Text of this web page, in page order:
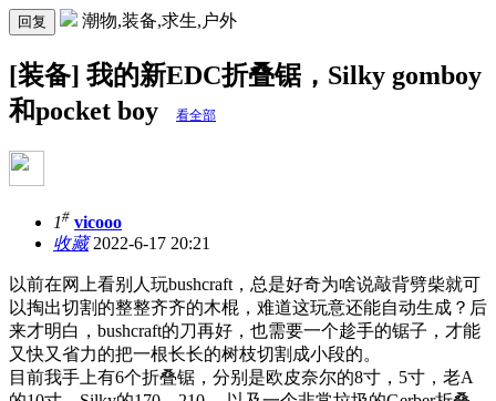
回复 潮物,装备,求生,户外
[装备] 我的新EDC折叠锯，Silky gomboy
和pocket boy
看全部
1# vicooo
收藏2022-6-17 20:21
以前在网上看别人玩bushcraft，总是好奇为啥说敲背劈柴就可
以掏出切割的整整齐齐的木棍，难道这玩意还能自动生成？后
来才明白，bushcraft的刀再好，也需要一个趁手的锯子，才能
又快又省力的把一根长长的树枝切割成小段的。
目前我手上有6个折叠锯，分别是欧皮奈尔的8寸，5寸，老A